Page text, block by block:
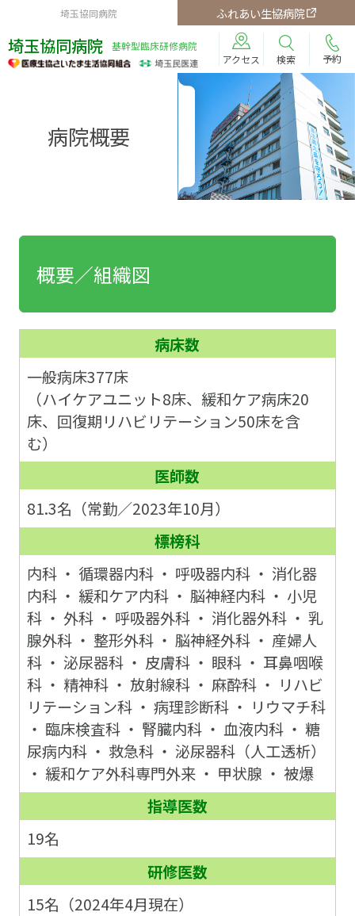
埼玉協同病院 ふれあい生協病院
埼玉協同病院
基幹型臨床研修病院
アクセス
検索 予約
病院概要
概要／組織図
病床数
一般病床377床
（ハイケアユニット8床、緩和ケア病床20
床、回復期リハビリテーション50床を含
む）
医師数
81.3名（常勤／2023年10月）
標榜科
内科 ・ 循環器内科 ・ 呼吸器内科 ・ 消化器
内科 ・ 緩和ケア内科 ・ 脳神経内科 ・ 小児
科 ・ 外科 ・ 呼吸器外科 ・ 消化器外科 ・ 乳
腺外科 ・ 整形外科 ・ 脳神経外科 ・ 産婦人
科 ・ 泌尿器科 ・ 皮膚科 ・ 眼科 ・ 耳鼻咽喉
科 ・ 精神科 ・ 放射線科 ・ 麻酔科 ・ リハビ
リテーション科 ・ 病理診断科 ・ リウマチ科
・ 臨床検査科 ・ 腎臓内科 ・ 血液内科 ・ 糖
尿病内科 ・ 救急科 ・ 泌尿器科（人工透析）
・ 緩和ケア外科専門外来 ・ 甲状腺 ・ 被爆
指導医数
19名
研修医数
15名（2024年4月現在）